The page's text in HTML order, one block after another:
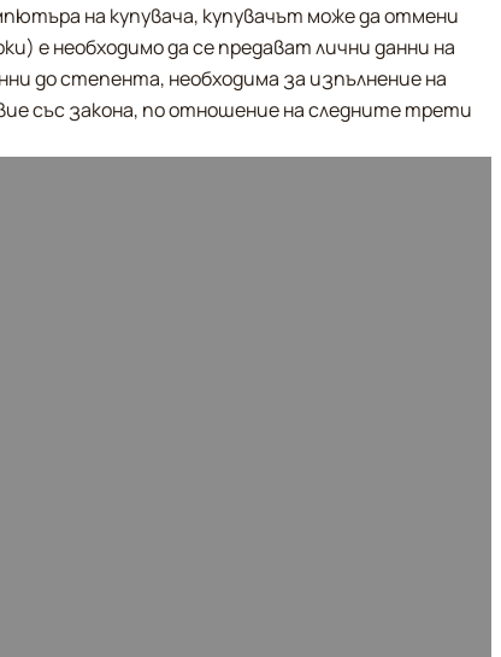
на купувача, купувачът може да отмени
е необходимо да се предават лични данни на
до степента, необходима за изпълнение на
със закона, по отношение на следните трети